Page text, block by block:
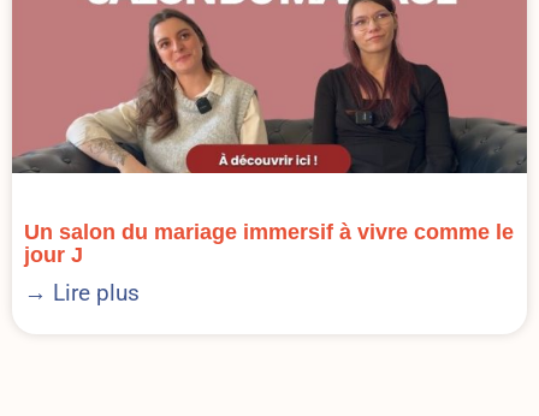
Un salon du mariage immersif à vivre comme le
jour J
→ Lire plus